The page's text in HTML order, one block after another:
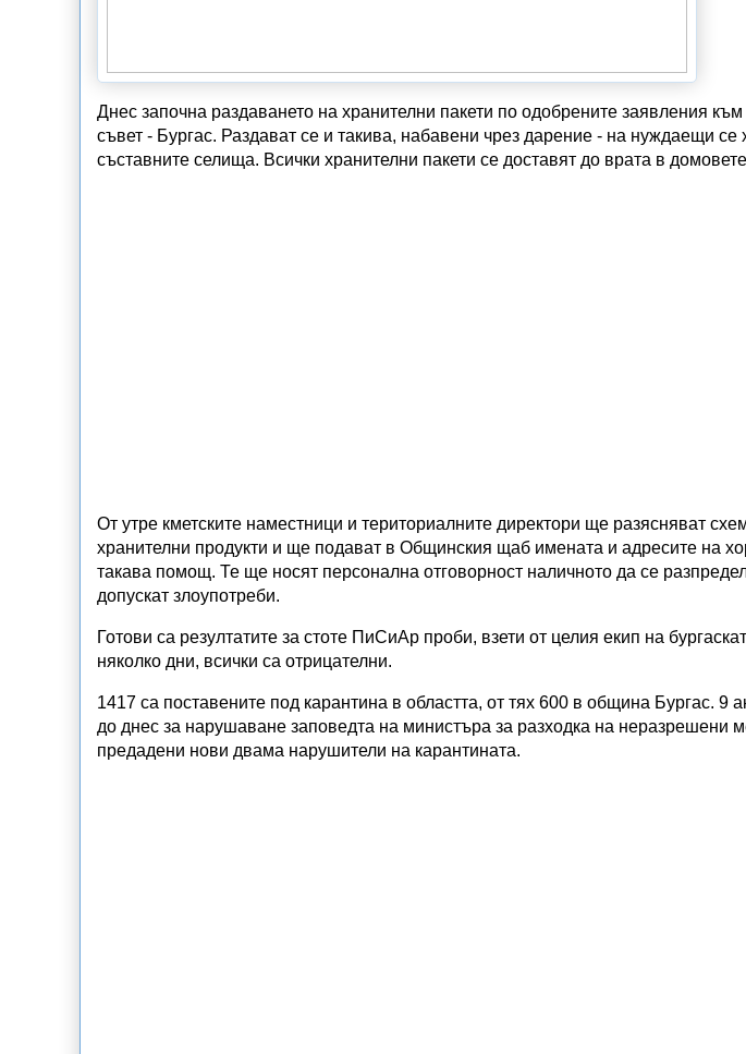
Днес започна раздаването на хранителни пакети по одобрените заявления
съвет - Бургас. Раздават се и такива, набавени чрез дарение - на нуждаещи се
съставните селища. Всички хранителни пакети се доставят до врата в
От утре кметските наместници и териториалните директори ще разясняват
хранителни продукти и ще подават в Общинския щаб имената и адресите на
такава помощ. Те ще носят персонална отговорност наличното да се
допускат злоупотреби.
Готови са резултатите за стоте ПиСиАр проби, взети от целия екип на
няколко дни, всички са отрицателни.
1417 са поставените под карантина в областта, от тях 600 в община Бургас. 9
до днес за нарушаване заповедта на министъра за разходка на неразрешени
предадени нови двама нарушители на карантината.